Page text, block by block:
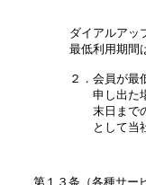
ダイアルアッ
最低利用期間
２．会員が最
申し出た場
末日までの